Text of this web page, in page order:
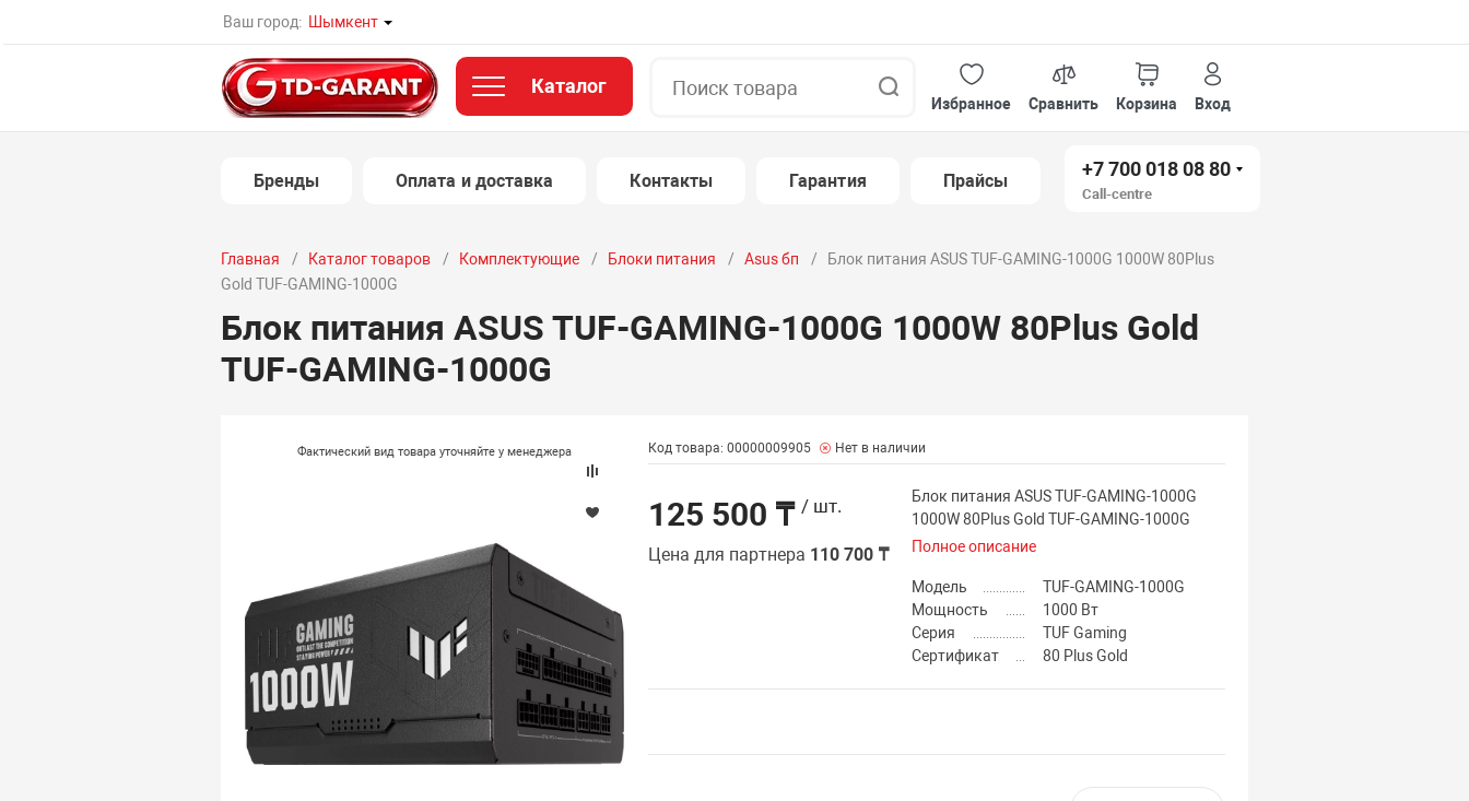
Ваш город: Шымкент
Каталог
Избранное
Сравнить Корзина Вход
Бренды Оплата и доставка Контакты Гарантия Прайсы
+7 700 018 08 80
Call-centre
Главная Каталог товаров Комплектующие Блоки питания Asus бп
Блок питания ASUS TUF-GAMING-1000G 1000W 80Plus
Gold TUF-GAMING-1000G
Блок питания ASUS TUF-GAMING-1000G 1000W 80Plus Gold
TUF-GAMING-1000G
Фактический вид товара уточняйте у менеджера Код товара: 00000009905 Нет в наличии
125 500 ₸ / шт.
Цена для партнера 110 700 ₸
Блок питания ASUS TUF-GAMING-1000G
1000W 80Plus Gold TUF-GAMING-1000G
Полное описание
Модель
TUF-GAMING-1000G
Мощность
1000 Вт
Серия
TUF Gaming
Сертификат
80 Plus Gold